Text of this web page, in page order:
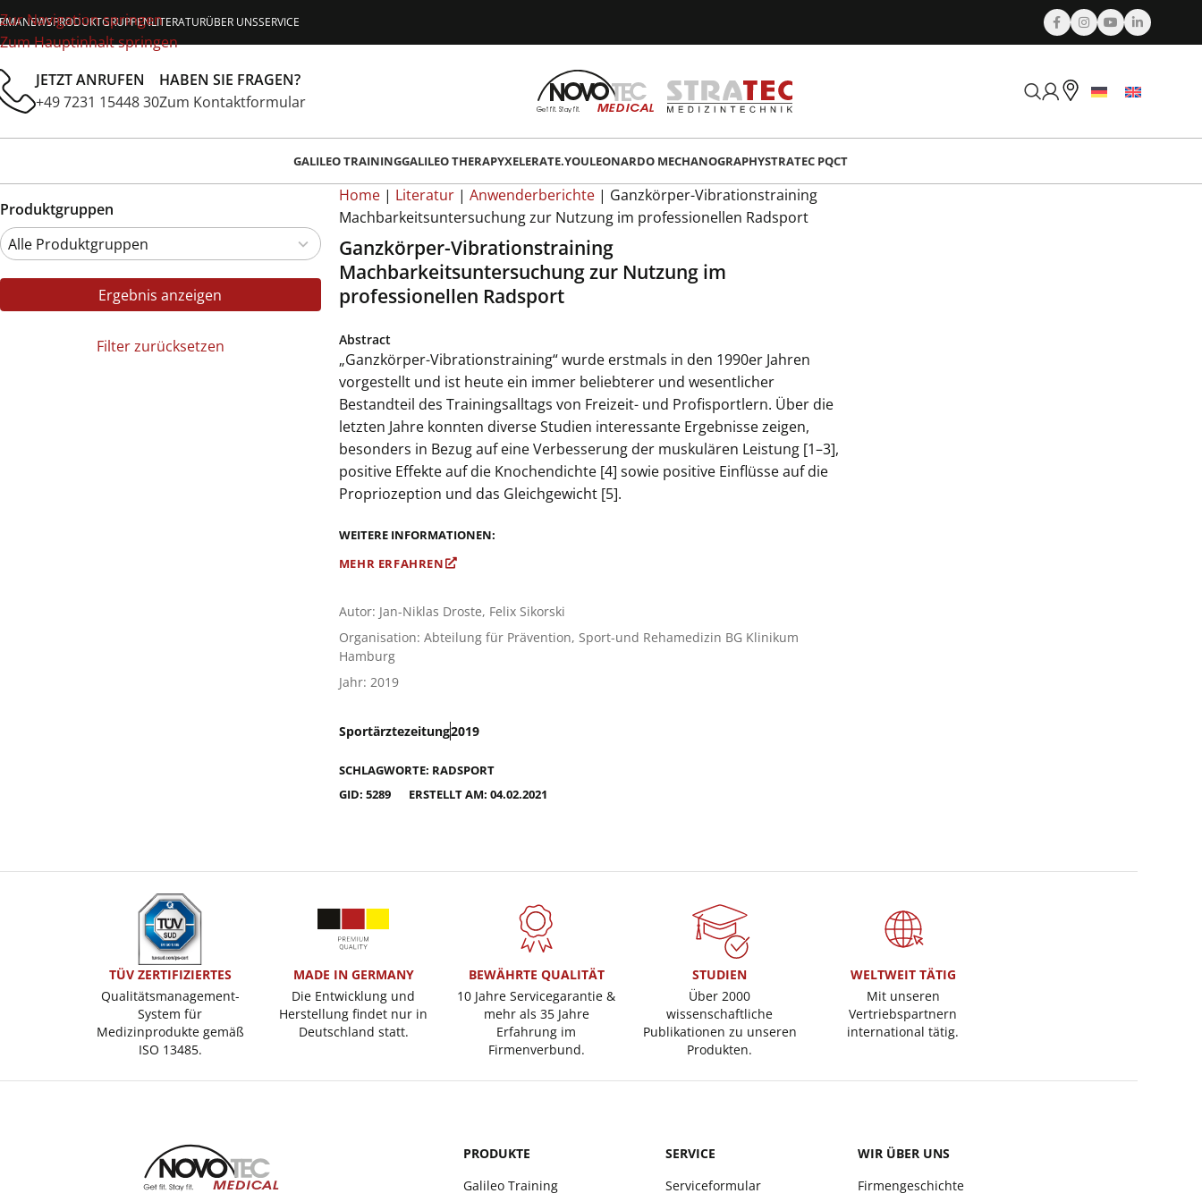
Zur Navigation springen
Zum Hauptinhalt springen
NEWSPRODUKTGRUPPENLITERATURÜBER UNSSERVICE
JETZT ANRUFEN
+49 7231 15448 30
HABEN SIE FRAGEN?
Zum Kontaktformular
GALILEO TRAININGGALILEO THERAPYXELERATE.YOULEONARDO MECHANOGRAPHYSTRATEC PQCT
Produktgruppen
Ergebnis anzeigen
Filter zurücksetzen
Home| Literatur| Anwenderberichte| Ganzkörper-Vibrationstraining
Machbarkeitsuntersuchung zur Nutzung im professionellen Radsport
Ganzkörper-Vibrationstraining
Machbarkeitsuntersuchung zur Nutzung im
professionellen Radsport
Abstract
„Ganzkörper-Vibrationstraining“ wurde erstmals in den 1990er Jahren
vorgestellt und ist heute ein immer beliebterer und wesentlicher
Bestandteil des Trainings­alltags von Freizeit- und Profisportlern. Über die
letzten Jahre konnten diverse Studien interessante Ergebnisse zeigen,
besonders in Bezug auf eine Verbesserung der muskulären Leistung [1–3],
positive Effekte auf die Knochendichte [4] sowie positive Einflüsse auf die
Propriozeption und das Gleichgewicht [5].
WEITERE INFORMATIONEN:
MEHR ERFAHREN
Autor: Jan-Niklas Droste, Felix Sikorski
Organisation: Abteilung für Prävention, Sport-und Rehamedizin BG Klinikum
Hamburg
Jahr: 2019
Sportärztezeitung2019
SCHLAGWORTE: RADSPORT
GID: 5289
ERSTELLT AM: 04.02.2021
TÜV ZERTIFIZIERTES
Qualitätsmanagement-
System für
Medizinprodukte gemäß
ISO 13485.
MADE IN GERMANY
Die Entwicklung und
Herstellung findet nur in
Deutschland statt.
BEWÄHRTE QUALITÄT
10 Jahre Servicegarantie &
mehr als 35 Jahre
Erfahrung im
Firmenverbund.
STUDIEN
Über 2000
wissenschaftliche
Publikationen zu unseren
Produkten.
WELTWEIT TÄTIG
Mit unseren
Vertriebspartnern
international tätig.
PRODUKTE
Galileo Training
SERVICE
Serviceformular
WIR ÜBER UNS
Firmengeschichte